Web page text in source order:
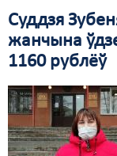
Суддзя
жанчына
1160 рублёў